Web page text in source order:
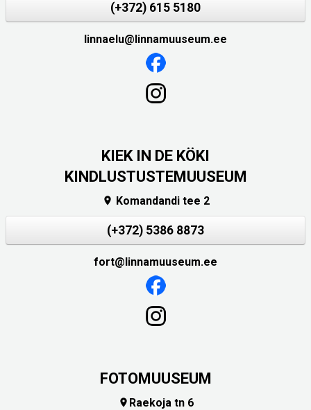
(+372) 615 5180
linnaelu@linnamuuseum.ee
KIEK IN DE KÖKI
KINDLUSTUSTEMUUSEUM
 Komandandi tee 2
(+372) 5386 8873
fort@linnamuuseum.ee
FOTOMUUSEUM
 Raekoja tn 6